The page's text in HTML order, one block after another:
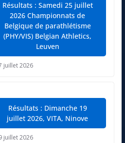
Résultats : Samedi 25 juillet
2026 Championnats de
Belgique de parathlétisme
(PHY/VIS) Belgian Athletics,
Leuven
juillet 2026
Résultats : Dimanche 19
juillet 2026, VITA, Ninove
juillet 2026